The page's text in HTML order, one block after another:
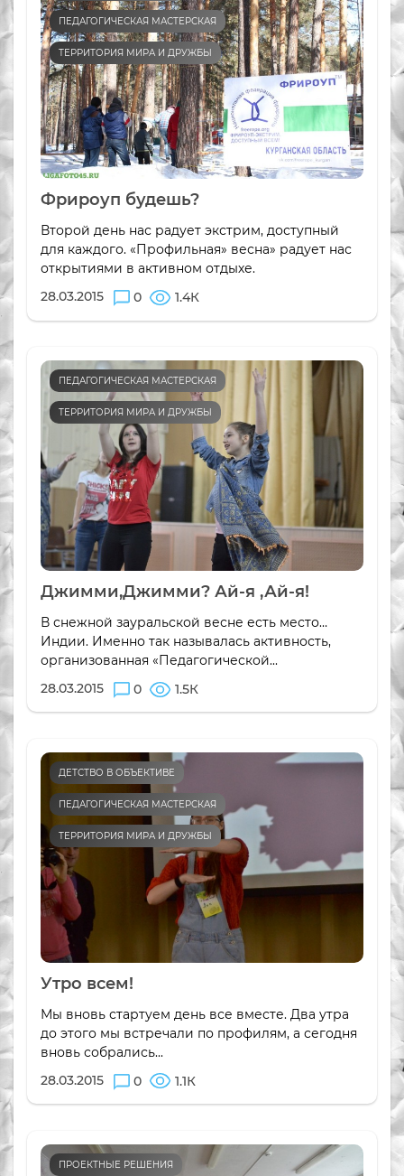
ПЕДАГОГИЧЕСКАЯ МАСТЕРСКАЯ
ТЕРРИТОРИЯ МИРА И ДРУЖБЫ
Фрироуп будешь?
Второй день нас радует экстрим, доступный
для каждого. «Профильная» весна» радует нас
открытиями в активном отдыхе.
28.03.2015
0 1.4К
ПЕДАГОГИЧЕСКАЯ МАСТЕРСКАЯ
ТЕРРИТОРИЯ МИРА И ДРУЖБЫ
Джимми,Джимми? Ай-я ,Ай-я!
В снежной зауральской весне есть место…
Индии. Именно так называлась активность,
организованная «Педагогической...
28.03.2015
0 1.5К
ДЕТСТВО В ОБЪЕКТИВЕ
ПЕДАГОГИЧЕСКАЯ МАСТЕРСКАЯ
ТЕРРИТОРИЯ МИРА И ДРУЖБЫ
Утро всем!
Мы вновь стартуем день все вместе. Два утра
до этого мы встречали по профилям, а сегодня
вновь собрались...
28.03.2015
0 1.1К
ПРОЕКТНЫЕ РЕШЕНИЯ